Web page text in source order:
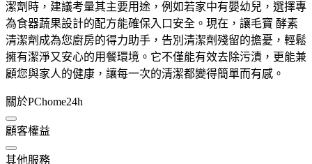
潔劑時，建議考量其主要用途，例如若家中有嬰幼兒，選擇專
為食器蔬果設計的配方能確保入口安全。現在，讓毛寶 酵素
清潔劑成為您廚房的得力助手，告別清潔劑殘留的擔憂，輕鬆
擁有潔淨又安心的用餐環境。它不僅能有效去除污漬，更能兼
顧您與家人的健康，讓每一次的清潔都變得簡單而有感。
關於PChome24h
顧客權益
其他服務